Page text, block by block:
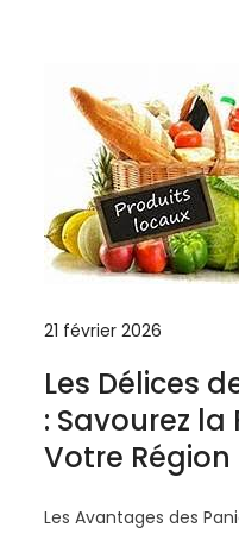
21 février 2026
Les Délices
: Savourez
Votre Région
Les Avantages des